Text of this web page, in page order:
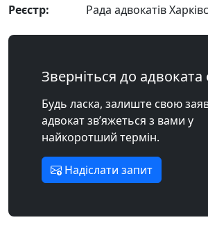
Реєстр:
Рада адвокатів
Зверніться до
Будь ласка, залиште свою
адвокат зв’яжеться з вами у
найкоротший термін.
Надіслати запит